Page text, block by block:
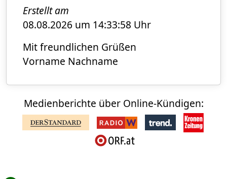
Erstellt am
08.08.2026 um 14:33:58 Uhr
Mit freundlichen Grüßen
Vorname Nachname
Medienberichte über Online-Kündigen: